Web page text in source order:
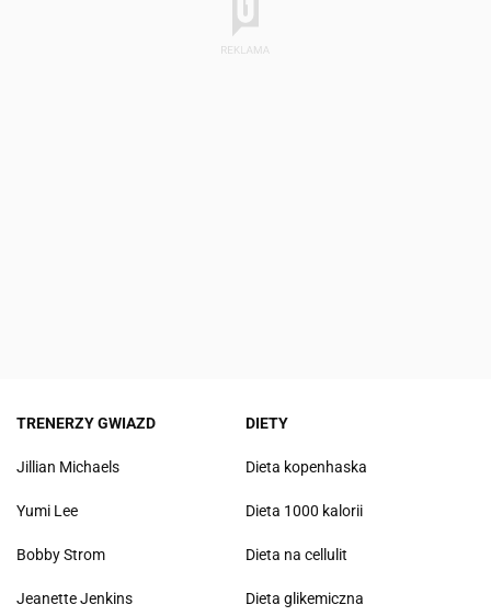
TRENERZY GWIAZD
Jillian Michaels
Yumi Lee
Bobby Strom
Jeanette Jenkins
DIETY
Dieta kopenhaska
Dieta 1000 kalorii
Dieta na cellulit
Dieta glikemiczna